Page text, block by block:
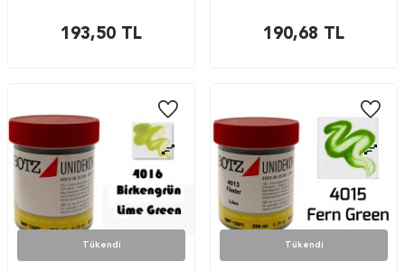
193,50 TL 190,68 TL
Tükendi Tükendi